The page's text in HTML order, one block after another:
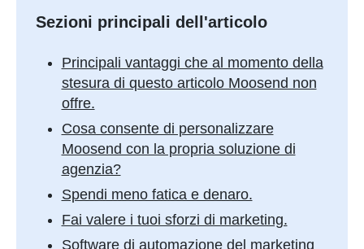
Sezioni principali dell'articolo
Principali vantaggi che al momento della
stesura di questo articolo Moosend non
offre.
Cosa consente di personalizzare
Moosend con la propria soluzione di
agenzia?
Spendi meno fatica e denaro.
Fai valere i tuoi sforzi di marketing.
Software di automazione del marketing